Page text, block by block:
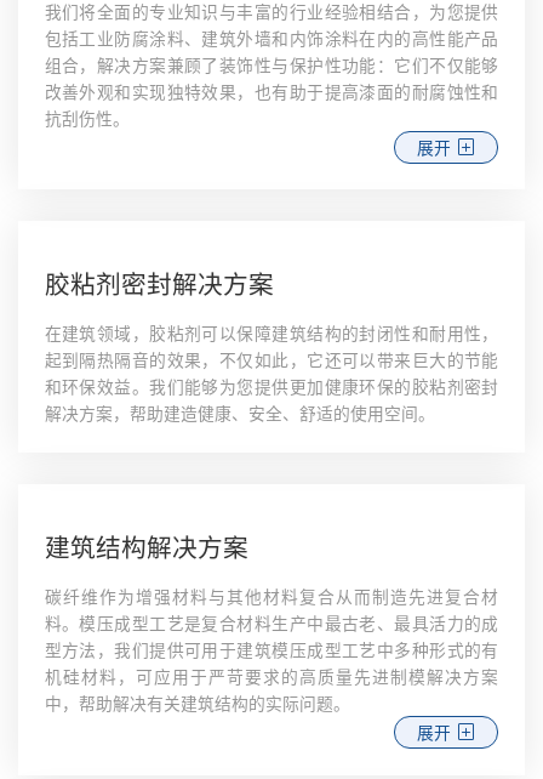
我们将全面的专业知识与丰富的行业经验相结合，为您提供
包括工业防腐涂料、建筑外墙和内饰涂料在内的高性能产品
组合，解决方案兼顾了装饰性与保护性功能：它们不仅能够
改善外观和实现独特效果，也有助于提高漆面的耐腐蚀性和
抗刮伤性。
展开
胶粘剂密封解决方案
在建筑领域，胶粘剂可以保障建筑结构的封闭性和耐用性，
起到隔热隔音的效果，不仅如此，它还可以带来巨大的节能
和环保效益。我们能够为您提供更加健康环保的胶粘剂密封
解决方案，帮助建造健康、安全、舒适的使用空间。
建筑结构解决方案
碳纤维作为增强材料与其他材料复合从而制造先进复合材
料。模压成型工艺是复合材料生产中最古老、最具活力的成
型方法，我们提供可用于建筑模压成型工艺中多种形式的有
机硅材料，可应用于严苛要求的高质量先进制模解决方案
中，帮助解决有关建筑结构的实际问题。
展开